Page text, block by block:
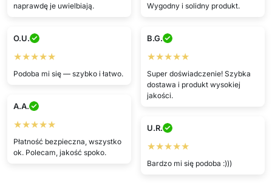
naprawdę je uwielbiają.
Wygodny i solidny produkt.
O.U.
★★★★★
Podoba mi się — szybko i łatwo.
B.G.
★★★★★
Super doświadczenie! Szybka
dostawa i produkt wysokiej
jakości.
A.A.
★★★★★
Płatność bezpieczna, wszystko
ok. Polecam, jakość spoko.
U.R.
★★★★★
Bardzo mi się podoba :)))